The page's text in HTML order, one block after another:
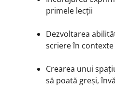
primele lecții
Dezvoltarea
scriere în
Crearea unui
să poată greși,